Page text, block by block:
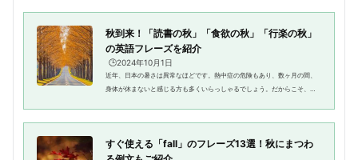
秋到来！「読書の秋」「食欲の秋」「行楽の秋」
の英語フレーズを紹介
🕒️2024年10月1日
近年、日本の暑さは異常なほどです。熱中症の危険もあり、数ヶ月の間、
身体が休まないと感じる方も多くいらっしゃるでしょう。だからこそ、気
すぐ使える「fall」のフレーズ13選！秋にまつわ